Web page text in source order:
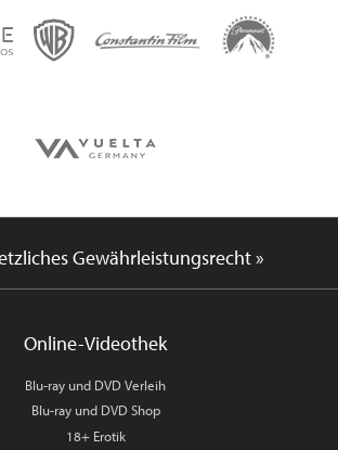
Gewährleistungsrecht »
Online-Videothek
Blu-ray und DVD Verleih
Blu-ray und DVD Shop
18+ Erotik